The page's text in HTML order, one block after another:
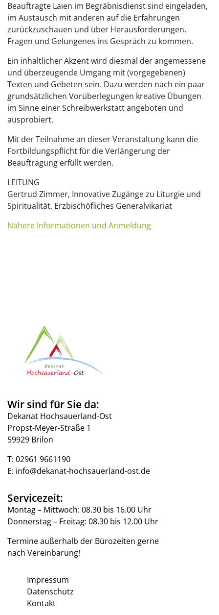
Beauftragte Laien im Begräbnisdienst sind eingeladen,
im Austausch mit anderen auf die Erfahrungen
zurückzuschauen und über Herausforderungen,
Fragen und Gelungenes ins Gespräch zu kommen.
Ein inhaltlicher Akzent wird diesmal der angemessene
und überzeugende Umgang mit (vorgegebenen)
Texten und Gebeten sein. Dazu werden nach ein paar
grund­sätzlichen Vorüberlegungen kreative Übungen
im Sinne einer Schreibwerkstatt angeboten und
ausprobiert.
Mit der Teilnahme an dieser Veranstaltung kann die
Fortbildungspflicht für die Verlängerung der
Beauftragung erfüllt werden.
LEITUNG
Gertrud Zimmer, Innovative Zugänge zu Liturgie und
Spiritualität, Erzbischöfliches Generalvikariat
Nähere Informationen und Anmeldung
Wir sind für Sie da:
Dekanat Hochsauerland-Ost
Propst-Meyer-Straße 1
59929 Brilon
T: 02961 9661190
E: info@dekanat-hochsauerland-ost.de
Servicezeit:
Montag – Mittwoch: 08.30 bis 16.00 Uhr
Donnerstag – Freitag: 08.30 bis 12.00 Uhr
Termine außerhalb der Bürozeiten gerne
nach Vereinbarung!
Impressum
Datenschutz
Kontakt